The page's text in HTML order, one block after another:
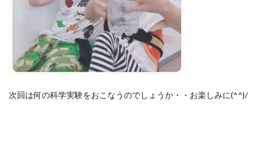
次回は何の科学実験をおこなうのでしょうか・・お楽しみに(^^)/